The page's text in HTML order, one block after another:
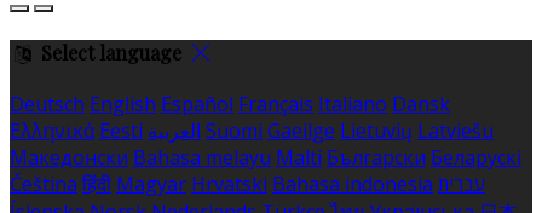
Select language
Deutsch English Español Français Italiano Dansk
Ελληνικά Eesti العربية Suomi Gaeilge Lietuvių Latviešu
Македонски Bahasa melayu Malti Български Беларускі
Čeština हिंदी Magyar Hrvatski Bahasa indonesia עברית